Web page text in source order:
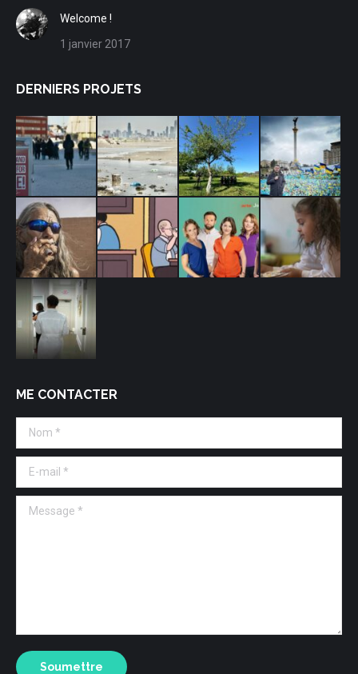
Welcome !
1 janvier 2017
DERNIERS PROJETS
ME CONTACTER
Nom *
E-mail *
Message *
Soumettre